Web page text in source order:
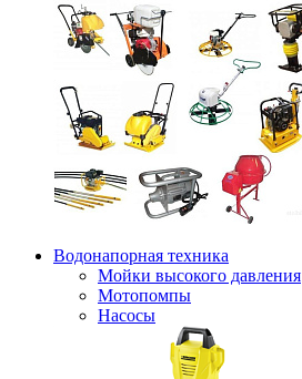
Водонапорная техника
Мойки высокого давления
Мотопомпы
Насосы